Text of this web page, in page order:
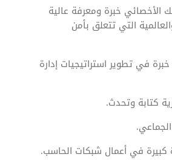
الأخصائي خبرة ومعرفة عالية
التي تتعلق بأمن
في تطوير استراتيجيات إدارة
كتابة وتحدث.
كبيرة في أعمال شبكات الحاسب.